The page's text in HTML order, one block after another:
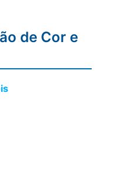
de Cor e